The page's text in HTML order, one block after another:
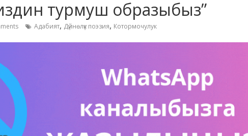
турмуш образыбыз”
Адабият, Дүйнөлүк поэзия, Котормочулук